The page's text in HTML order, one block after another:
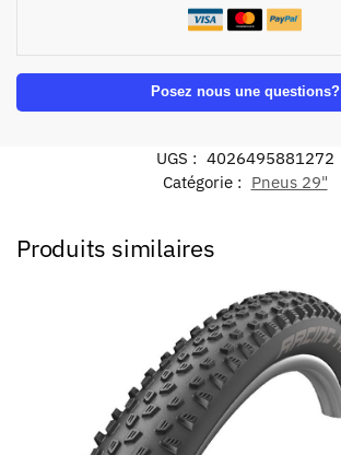
Posez nous une questions?
UGS : 4026495881272
Catégorie : Pneus 29"
Produits similaires